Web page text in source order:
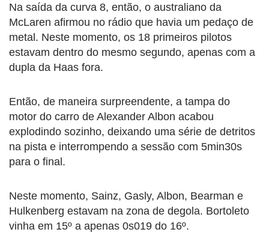
Na saída da curva 8, então, o australiano da
McLaren afirmou no rádio que havia um pedaço de
metal. Neste momento, os 18 primeiros pilotos
estavam dentro do mesmo segundo, apenas com a
dupla da Haas fora.
Então, de maneira surpreendente, a tampa do
motor do carro de Alexander Albon acabou
explodindo sozinho, deixando uma série de detritos
na pista e interrompendo a sessão com 5min30s
para o final.
Neste momento, Sainz, Gasly, Albon, Bearman e
Hulkenberg estavam na zona de degola. Bortoleto
vinha em 15º a apenas 0s019 do 16º.